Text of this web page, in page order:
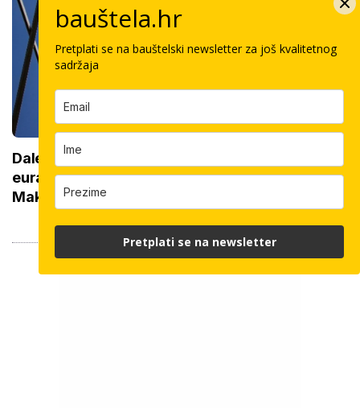
Dalekovod i Končar dobili posao od 50 milijuna
eura: Gradit će najveći vjetropark u Sjevernoj
Makedoniji
bauštela.hr
Pretplati se na bauštelski newsletter za još kvalitetnog
sadržaja
Pretplati se na newsletter